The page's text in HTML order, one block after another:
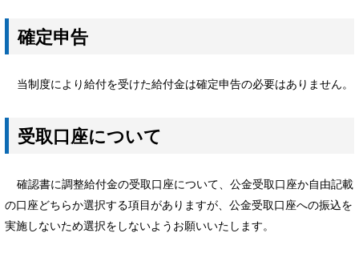
確定申告
当制度により給付を受けた給付金は確定申告の必要はありません。
受取口座について
確認書に調整給付金の受取口座について、公金受取口座か自由記載
の口座どちらか選択する項目がありますが、公金受取口座への振込を
実施しないため選択をしないようお願いいたします。